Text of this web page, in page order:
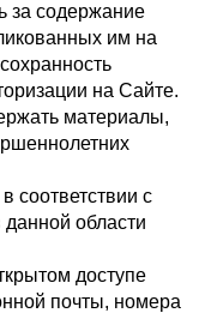
за содержание
им на
на Сайте.
материалы,
соответствии с
области
доступе
почты, номера